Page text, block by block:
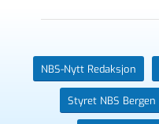
NBS-Nytt Redaksjon
Styret NBS Bergen